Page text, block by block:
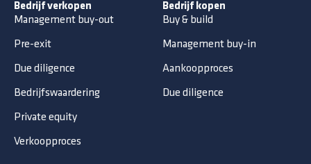
Bedrijf verkopen
Management buy-out
Pre-exit
Due diligence
Bedrijfswaardering
Private equity
Verkoopproces
Bedrijf kopen
Buy & build
Management buy-in
Aankoopproces
Due diligence